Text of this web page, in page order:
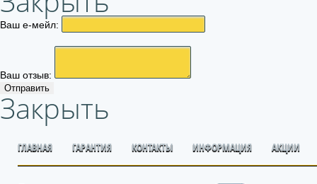
Ваш е-мейл:
Ваш отзыв:
Отправить
Закрыть
ГЛАВНАЯ ГАРАНТИЯ КОНТАКТЫ ИНФОРМАЦИЯ АКЦИИ